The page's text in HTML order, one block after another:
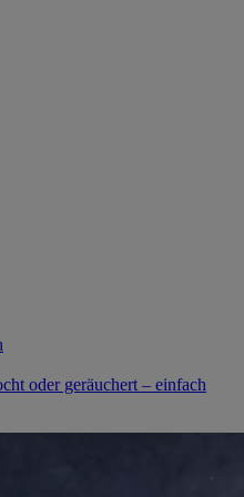
oder geräuchert – einfach